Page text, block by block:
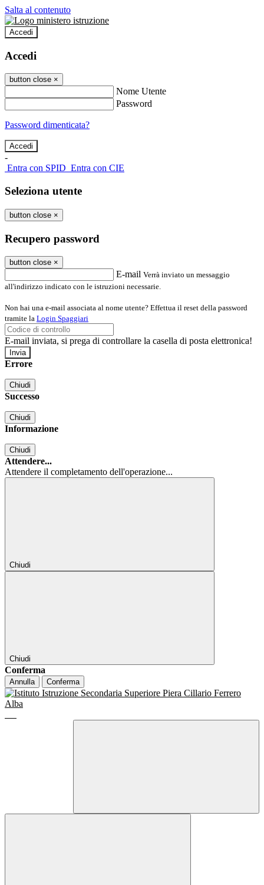
Salta al contenuto
Accedi
Accedi
button close ×
Nome Utente
Password
Password dimenticata?
-
Entra con SPID Entra con CIE
Seleziona utente
button close ×
Recupero password
button close ×
E-mail Verrà inviato un messaggio
all'indirizzo indicato con le istruzioni necessarie.
Non hai una e-mail associata al nome utente? Effettua il reset della password
tramite la Login Spaggiari
E-mail inviata, si prega di controllare la casella di posta elettronica!
Errore
Chiudi
Successo
Chiudi
Informazione
Chiudi
Attendere...
Attendere il completamento dell'operazione...
Chiudi
Chiudi
Conferma
Annulla Conferma